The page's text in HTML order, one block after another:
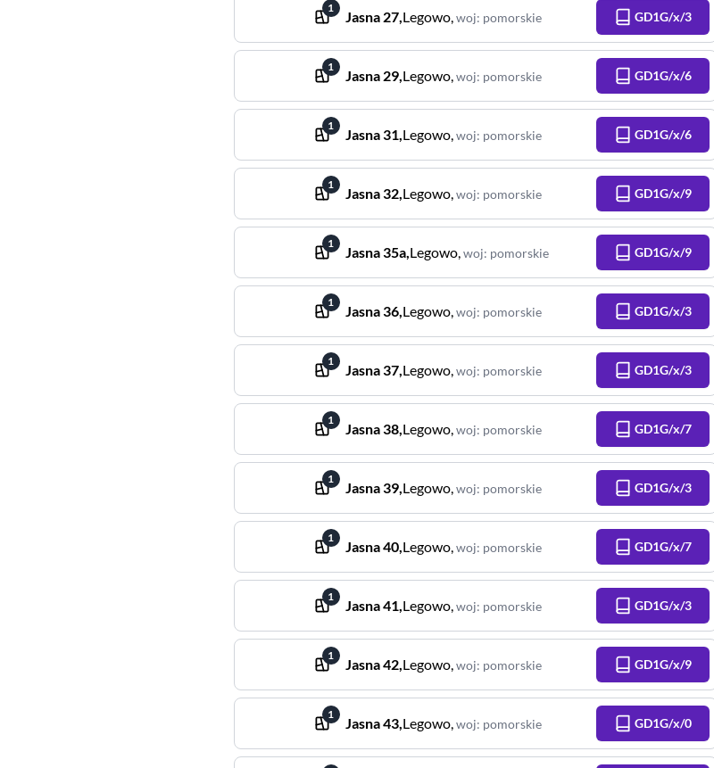
1
Jasna 27,Legowo,woj: pomorskie GD1G/x/3
1
Jasna 29,Legowo,woj: pomorskie GD1G/x/6
1
Jasna31,Legowo,woj: pomorskie GD1G/x/6
1
Jasna32,Legowo,woj: pomorskie GD1G/x/9
1
Jasna35a,Legowo,woj: pomorskie GD1G/x/9
1
Jasna36,Legowo,woj: pomorskie GD1G/x/3
1
Jasna37,Legowo,woj: pomorskie GD1G/x/3
1
Jasna38,Legowo,woj: pomorskie GD1G/x/7
1
Jasna39,Legowo,woj: pomorskie GD1G/x/3
1
Jasna40,Legowo,woj: pomorskie GD1G/x/7
1
Jasna41,Legowo,woj: pomorskie GD1G/x/3
1
Jasna42,Legowo,woj: pomorskie GD1G/x/9
1
Jasna43,Legowo,woj: pomorskie GD1G/x/0